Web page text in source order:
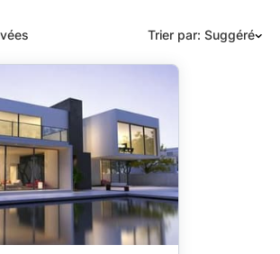
Trier par: Suggéré
d’abord
d’abord